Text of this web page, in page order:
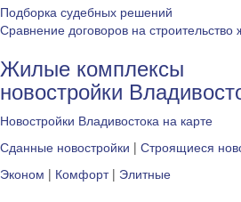
Подборка судебных решений
Сравнение договоров на строительство
Жилые комплексы
новостройки
Новостройки Владивостока на карте
Сданные новостройки | Строящиеся
Эконом | Комфорт| Элитные